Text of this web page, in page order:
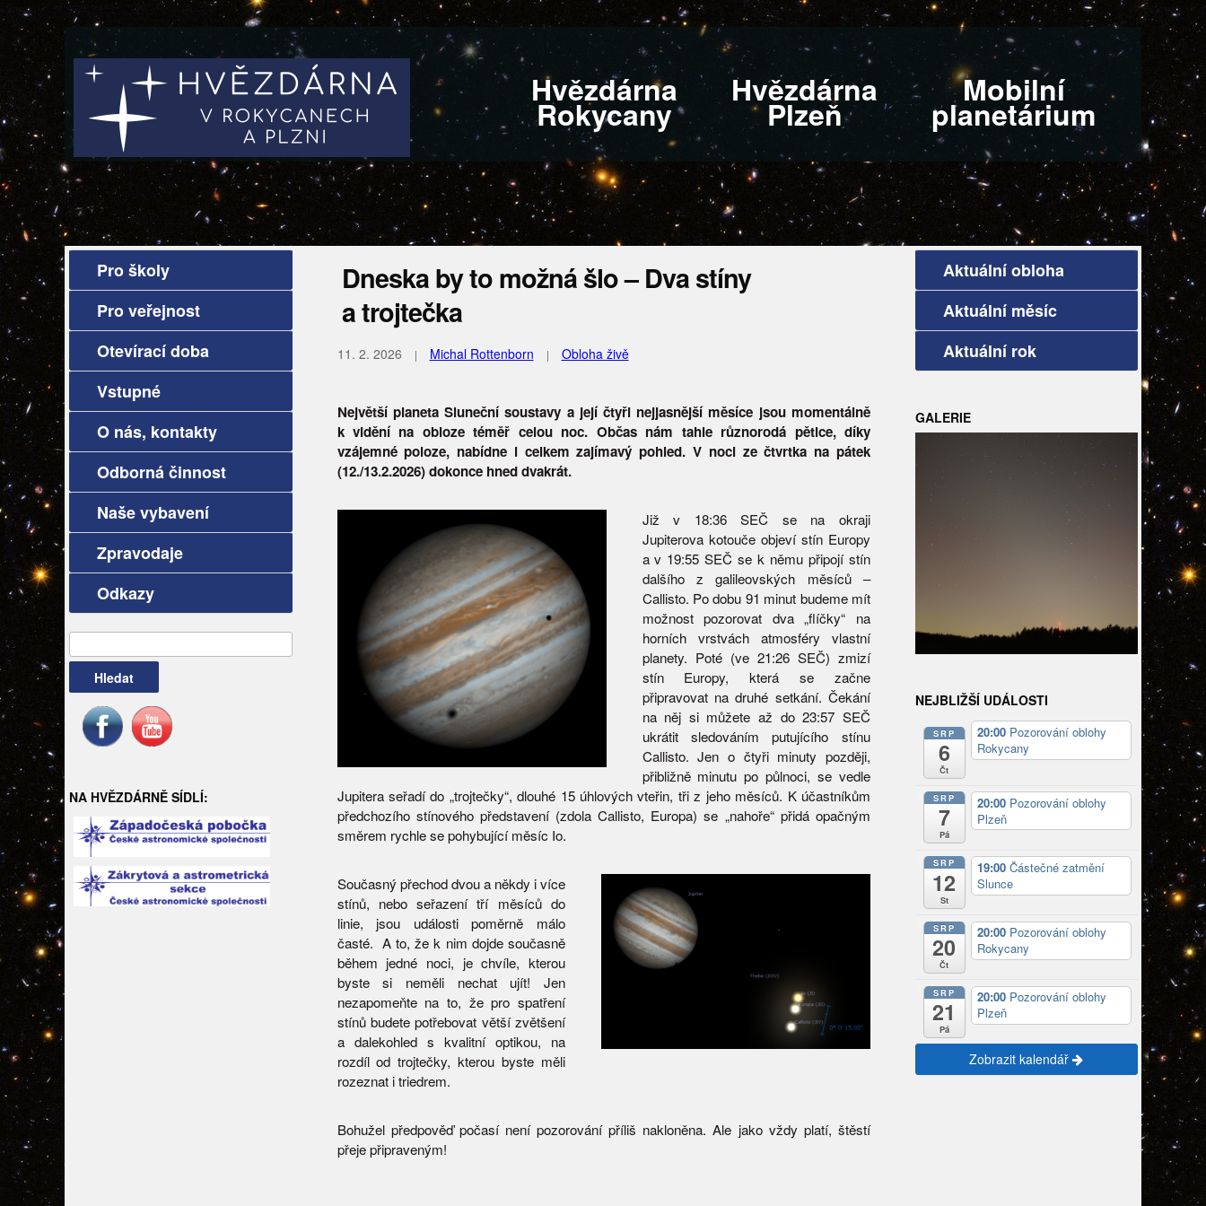
Hvězdárna
Rokycany
Hvězdárna
Plzeň
Mobilní
planetárium
Pro školy
Pro veřejnost
Otevírací doba
Vstupné
O nás, kontakty
Odborná činnost
Naše vybavení
Zpravodaje
Odkazy
NA HVĚZDÁRNĚ SÍDLÍ:
Dneska by to možná šlo – Dva stíny
a trojtečka
11. 2. 2026 Michal Rottenborn Obloha živě
Největší planeta Sluneční soustavy a její čtyři nejjasnější měsíce jsou momentálně
k vidění na obloze téměř celou noc. Občas nám tahle různorodá pětice, díky
vzájemné poloze, nabídne i celkem zajímavý pohled. V noci ze čtvrtka na pátek
(12./13.2.2026) dokonce hned dvakrát.
Již v 18:36 SEČ se na okraji
Jupiterova kotouče objeví stín Europy
a v 19:55 SEČ se k němu připojí stín
dalšího z galileovských měsíců –
Callisto. Po dobu 91 minut budeme mít
možnost pozorovat dva „flíčky“ na
horních vrstvách atmosféry vlastní
planety. Poté (ve 21:26 SEČ) zmizí
stín Europy, která se začne
připravovat na druhé setkání. Čekání
na něj si můžete až do 23:57 SEČ
ukrátit sledováním putujícího stínu
Callisto. Jen o čtyři minuty později,
přibližně minutu po půlnoci, se vedle
Jupitera seřadí do „trojtečky“, dlouhé 15 úhlových vteřin, tři z jeho měsíců. K účastníkům
předchozího stínového představení (zdola Callisto, Europa) se „nahoře“ přidá opačným
směrem rychle se pohybující měsíc Io.
Současný přechod dvou a někdy i více
stínů, nebo seřazení tří měsíců do
linie, jsou události poměrně málo
časté. A to, že k nim dojde současně
během jedné noci, je chvíle, kterou
byste si neměli nechat ujít! Jen
nezapomeňte na to, že pro spatření
stínů budete potřebovat větší zvětšení
a dalekohled s kvalitní optikou, na
rozdíl od trojtečky, kterou byste měli
rozeznat i triedrem.
Bohužel předpověď počasí není pozorování příliš nakloněna. Ale jako vždy platí, štěstí
přeje připraveným!
Aktuální obloha
Aktuální měsíc
Aktuální rok
GALERIE
NEJBLIŽŠÍ UDÁLOSTI
SRP
6
Čt
20:00 Pozorování oblohy
Rokycany
SRP
7
Pá
20:00 Pozorování oblohy
Plzeň
SRP
12
St
19:00 Částečné zatmění
Slunce
SRP
20
Čt
20:00 Pozorování oblohy
Rokycany
SRP
21
Pá
20:00 Pozorování oblohy
Plzeň
Zobrazit kalendář